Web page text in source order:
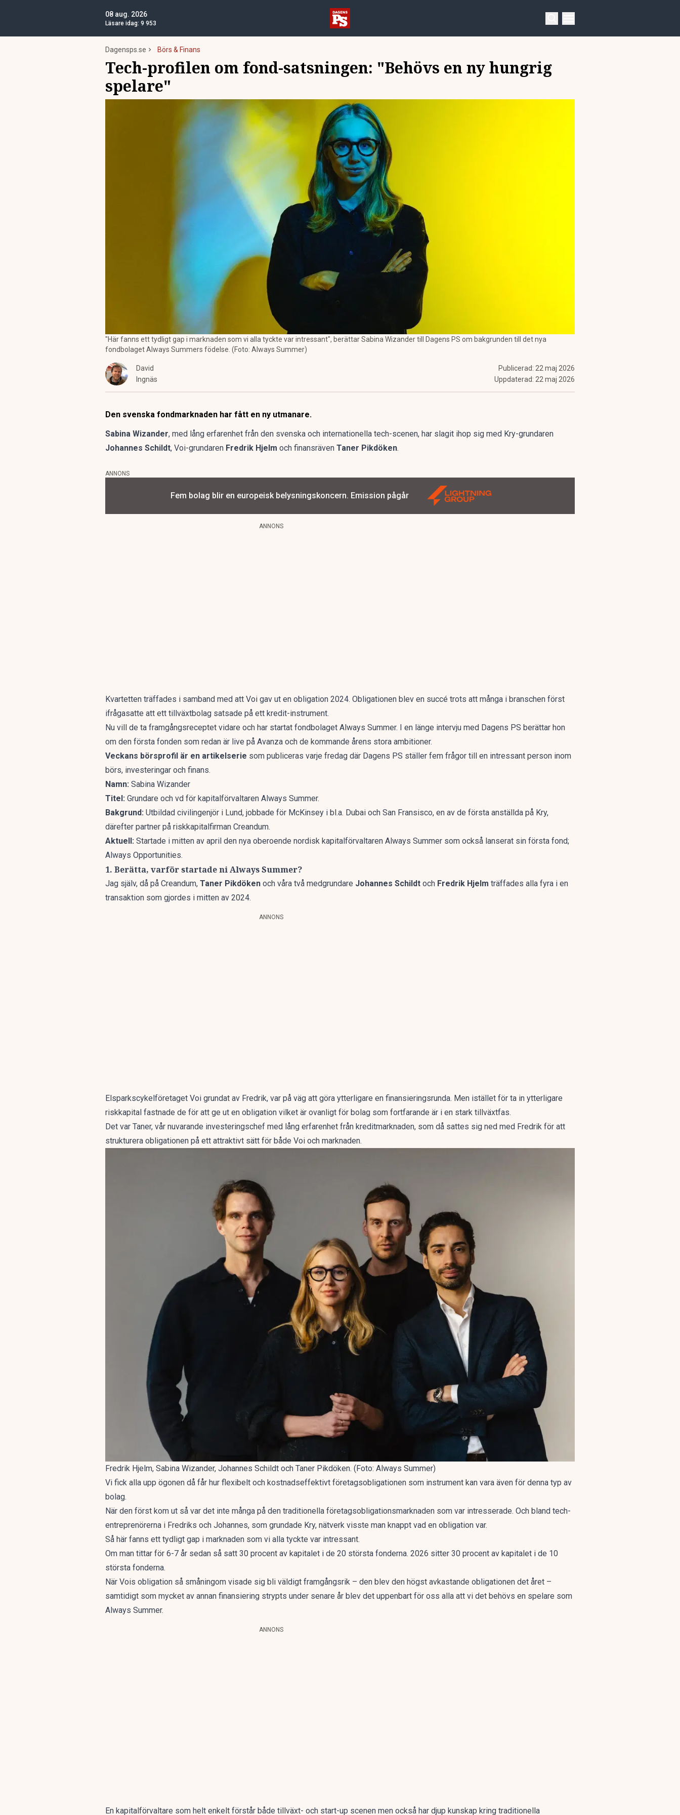
08 aug. 2026
Läsare idag: 9 953
Dagensps.se Börs & Finans
Tech-profilen om fond-satsningen: "Behövs en ny hungrig
spelare"
"Här fanns ett tydligt gap i marknaden som vi alla tyckte var intressant", berättar Sabina Wizander till Dagens PS om bakgrunden till det nya
fondbolaget Always Summers födelse. (Foto: Always Summer)
David
Ingnäs
Publicerad: 22 maj 2026
Uppdaterad: 22 maj 2026
Den svenska fondmarknaden har fått en ny utmanare.
Sabina Wizander, med lång erfarenhet från den svenska och internationella tech-scenen, har slagit ihop sig med Kry-grundaren
Johannes Schildt, Voi-grundaren Fredrik Hjelm och finansräven Taner Pikdöken.
ANNONS
Fem bolag blir en europeisk belysningskoncern. Emission pågår
ANNONS
Kvartetten träffades i samband med att Voi gav ut en obligation 2024. Obligationen blev en succé trots att många i branschen först
ifrågasatte att ett tillväxtbolag satsade på ett kredit-instrument.
Nu vill de ta framgångsreceptet vidare och har startat fondbolaget Always Summer. I en länge intervju med Dagens PS berättar hon
om den första fonden som redan är live på Avanza och de kommande årens stora ambitioner.
Veckans börsprofil är en artikelserie som publiceras varje fredag där Dagens PS ställer fem frågor till en intressant person inom
börs, investeringar och finans.
Namn: Sabina Wizander
Titel: Grundare och vd för kapitalförvaltaren Always Summer.
Bakgrund: Utbildad civilingenjör i Lund, jobbade för McKinsey i bl.a. Dubai och San Fransisco, en av de första anställda på Kry,
därefter partner på riskkapitalfirman Creandum.
Aktuell: Startade i mitten av april den nya oberoende nordisk kapitalförvaltaren Always Summer som också lanserat sin första fond;
Always Opportunities.
1. Berätta, varför startade ni Always Summer?
Jag själv, då på Creandum, Taner Pikdöken och våra två medgrundare Johannes Schildt och Fredrik Hjelm träffades alla fyra i en
transaktion som gjordes i mitten av 2024.
ANNONS
Elsparkscykelföretaget Voi grundat av Fredrik, var på väg att göra ytterligare en finansieringsrunda. Men istället för ta in ytterligare
riskkapital fastnade de för att ge ut en obligation vilket är ovanligt för bolag som fortfarande är i en stark tillväxtfas.
Det var Taner, vår nuvarande investeringschef med lång erfarenhet från kreditmarknaden, som då sattes sig ned med Fredrik för att
strukturera obligationen på ett attraktivt sätt för både Voi och marknaden.
Fredrik Hjelm, Sabina Wizander, Johannes Schildt och Taner Pikdöken. (Foto: Always Summer)
Vi fick alla upp ögonen då får hur flexibelt och kostnadseffektivt företagsobligationen som instrument kan vara även för denna typ av
bolag.
När den först kom ut så var det inte många på den traditionella företagsobligationsmarknaden som var intresserade. Och bland tech-
entreprenörerna i Fredriks och Johannes, som grundade Kry, nätverk visste man knappt vad en obligation var.
Så här fanns ett tydligt gap i marknaden som vi alla tyckte var intressant.
Om man tittar för 6-7 år sedan så satt 30 procent av kapitalet i de 20 största fonderna. 2026 sitter 30 procent av kapitalet i de 10
största fonderna.
När Vois obligation så småningom visade sig bli väldigt framgångsrik – den blev den högst avkastande obligationen det året –
samtidigt som mycket av annan finansiering strypts under senare år blev det uppenbart för oss alla att vi det behövs en spelare som
Always Summer.
ANNONS
En kapitalförvaltare som helt enkelt förstår både tillväxt- och start-up scenen men också har djup kunskap kring traditionella